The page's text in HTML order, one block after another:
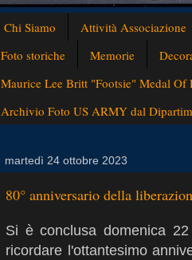
Chi Siamo Attività Associazione
Foto storiche
Memorie
Maurice Lee Britt "Footsie" Medal Of
Archivio Foto US ARMY dal
martedì 24 ottobre 2023
80° anniversario della
Si è conclusa domenica
ricordare l'ottantesimo